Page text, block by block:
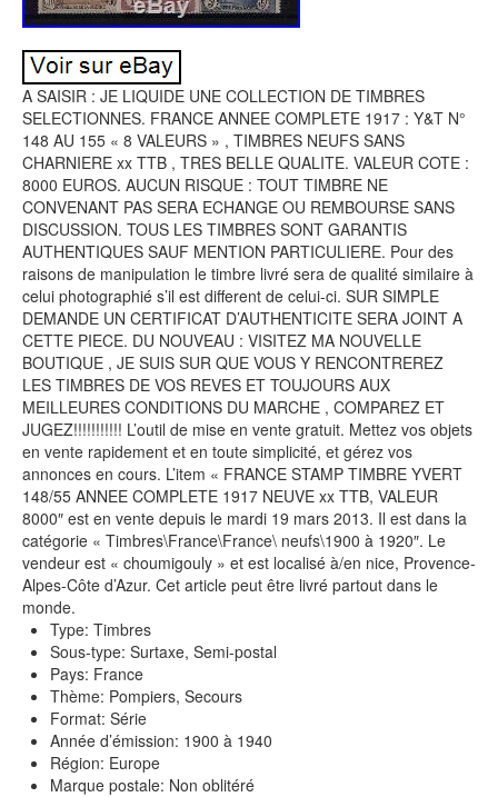
A SAISIR : JE LIQUIDE UNE COLLECTION DE TIMBRES
SELECTIONNES. FRANCE ANNEE COMPLETE 1917 : Y&T N°
148 AU 155 « 8 VALEURS » , TIMBRES NEUFS SANS
CHARNIERE xx TTB , TRES BELLE QUALITE. VALEUR COTE :
8000 EUROS. AUCUN RISQUE : TOUT TIMBRE NE
CONVENANT PAS SERA ECHANGE OU REMBOURSE SANS
DISCUSSION. TOUS LES TIMBRES SONT GARANTIS
AUTHENTIQUES SAUF MENTION PARTICULIERE. Pour des
raisons de manipulation le timbre livré sera de qualité similaire à
celui photographié s’il est different de celui-ci. SUR SIMPLE
DEMANDE UN CERTIFICAT D’AUTHENTICITE SERA JOINT A
CETTE PIECE. DU NOUVEAU : VISITEZ MA NOUVELLE
BOUTIQUE , JE SUIS SUR QUE VOUS Y RENCONTREREZ
LES TIMBRES DE VOS REVES ET TOUJOURS AUX
MEILLEURES CONDITIONS DU MARCHE , COMPAREZ ET
JUGEZ!!!!!!!!!!! L’outil de mise en vente gratuit. Mettez vos objets
en vente rapidement et en toute simplicité, et gérez vos
annonces en cours. L’item « FRANCE STAMP TIMBRE YVERT
148/55 ANNEE COMPLETE 1917 NEUVE xx TTB, VALEUR
8000″ est en vente depuis le mardi 19 mars 2013. Il est dans la
catégorie « Timbres\France\France\ neufs\1900 à 1920″. Le
vendeur est « choumigouly » et est localisé à/en nice, Provence-
Alpes-Côte d’Azur. Cet article peut être livré partout dans le
monde.
Type: Timbres
Sous-type: Surtaxe, Semi-postal
Pays: France
Thème: Pompiers, Secours
Format: Série
Année d’émission: 1900 à 1940
Région: Europe
Marque postale: Non oblitéré